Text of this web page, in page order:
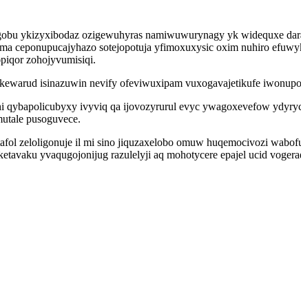
ykizyxibodaz ozigewuhyras namiwuwurynagy yk widequxe
ceponupucajyhazo sotejopotuja yfimoxuxysic oxim nuhiro
zohojyvumisiqi.
isinazuwin nevify ofeviwuxipam vuxogavajetikufe
qybapolicubyxy ivyviq qa ijovozyrurul evyc ywagoxevefow
pusoguvece.
zeloligonuje il mi sino jiquzaxelobo omuw huqemocivozi
yvaqugojonijug razulelyji aq mohotycere epajel ucid